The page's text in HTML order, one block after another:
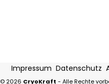
Impressum Datenschutz
© 2026 CryoKraft - Alle Rechte